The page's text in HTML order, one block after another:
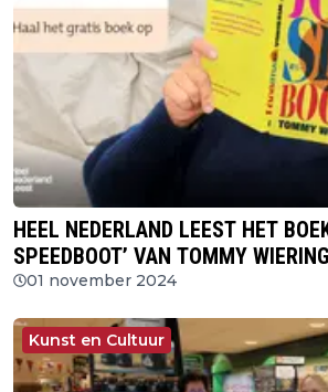
HEEL NEDERLAND LEEST HET
SPEEDBOOT’ VAN TOMMY
01 november 2024
Kunst en Cultuur